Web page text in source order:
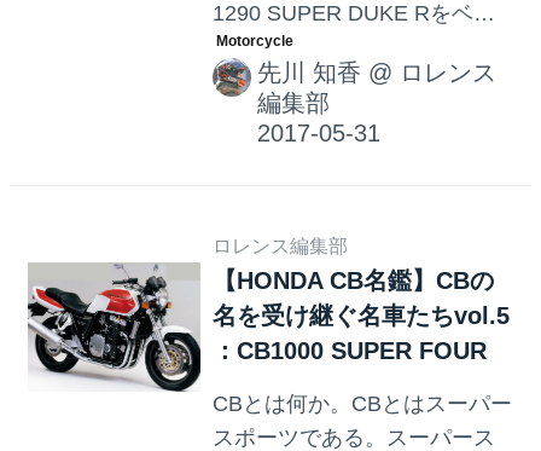
1290 SUPER DUKE Rをベー
スに、快適性を重視したグラ
ンツーリズモモデル、GT。
KTMが追及するスポーツ性能
を失わず、快適性を向上させ
に乗ってみました。
先川 知香 @ ロレンス
編集部
ロレンス編集部
【HONDA CB名鑑】CBの
名を受け継ぐ名車たちvol.5
：CB1000 SUPER FOUR
CBとは何か。CBとはスーパー
スポーツである。スーパース